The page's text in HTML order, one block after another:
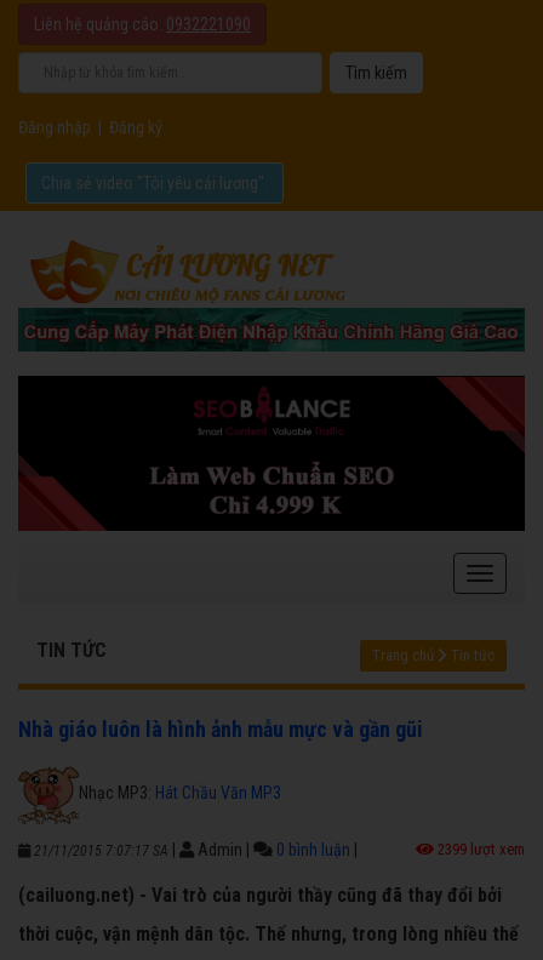
Liên hệ quảng cáo: 0932221090
Đăng nhập Đăng ký
Chia sẻ video "Tôi yêu cải lương".
TIN TỨC Trang chủ Tin tức
Nhà giáo luôn là hình ảnh mẫu mực và gần gũi
Nhạc MP3: Hát Chầu Văn MP3
21/11/2015 7:07:17 SA Admin 0 bình luận 2399 lượt xem
(cailuong.net) - Vai trò của người thầy cũng đã thay đổi bởi
thời cuộc, vận mệnh dân tộc. Thế nhưng, trong lòng nhiều thế